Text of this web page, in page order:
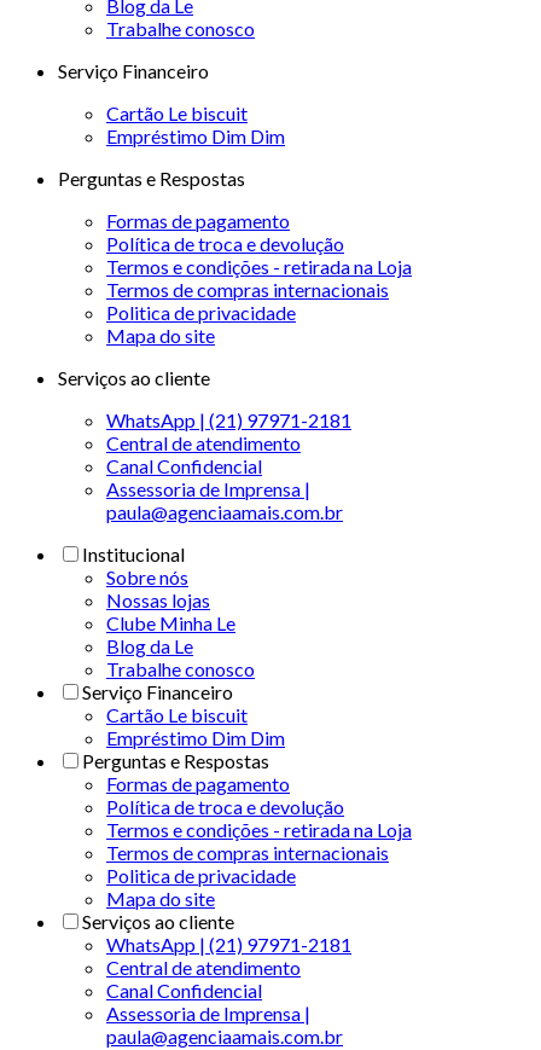
Blog da Le
Trabalhe conosco
Serviço Financeiro
Cartão Le biscuit
Empréstimo Dim Dim
Perguntas e Respostas
Formas de pagamento
Política de troca e devolução
Termos e condições - retirada na Loja
Termos de compras internacionais
Politica de privacidade
Mapa do site
Serviços ao cliente
WhatsApp | (21) 97971-2181
Central de atendimento
Canal Confidencial
Assessoria de Imprensa |
paula@agenciaamais.com.br
Institucional
Sobre nós
Nossas lojas
Clube Minha Le
Blog da Le
Trabalhe conosco
Serviço Financeiro
Cartão Le biscuit
Empréstimo Dim Dim
Perguntas e Respostas
Formas de pagamento
Política de troca e devolução
Termos e condições - retirada na Loja
Termos de compras internacionais
Politica de privacidade
Mapa do site
Serviços ao cliente
WhatsApp | (21) 97971-2181
Central de atendimento
Canal Confidencial
Assessoria de Imprensa |
paula@agenciaamais.com.br